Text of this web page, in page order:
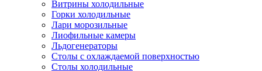
Витрины холодильные
Горки холодильные
Лари морозильные
Лиофильные камеры
Льдогенераторы
Столы с охлаждаемой поверхностью
Столы холодильные